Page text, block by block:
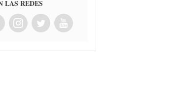
LAS REDES